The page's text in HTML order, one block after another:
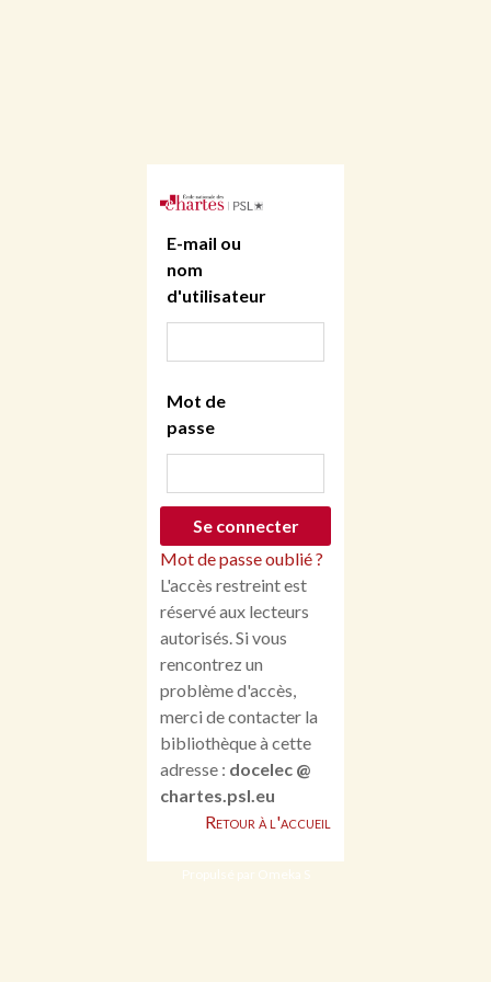
E-mail ou
nom
d'utilisateur
Mot de
passe
Mot de passe oublié ?
L'accès restreint est
réservé aux lecteurs
autorisés. Si vous
rencontrez un
problème d'accès,
merci de contacter la
bibliothèque à cette
adresse : docelec @
chartes.psl.eu
Retour à l'accueil
Propulsé par Omeka S